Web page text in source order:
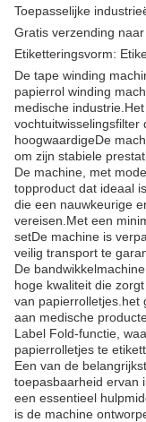
Toepasselijke
Gratis verzending
Etiketteringsvorm:
De tape winding
papierrol winding
medische
vochtuitwisselingsfilter
hoogwaardigeDe
om zijn stabiele
De machine, met
topproduct dat ideaal
die een nauwkeurige
vereisen.Met een
setDe machine is
veilig transport te
De
hoge kwaliteit die
van papierrolletjes.het
aan medische
Label Fold-functie,
papierrolletjes te
Een van de
toepasbaarheid ervan
een essentieel
is de machine